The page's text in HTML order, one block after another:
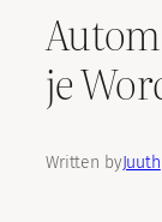
je
Written byJuuth